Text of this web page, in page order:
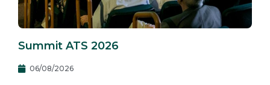
Summit ATS 2026
06/08/2026